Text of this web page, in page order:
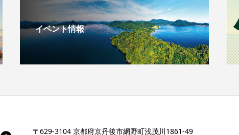
イベント情報
〒629-3104 京都府京丹後市網野町浅茂川1861-49